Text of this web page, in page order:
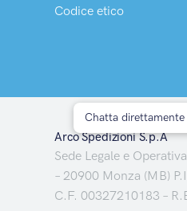
Codice etico
Arco Spedizioni S.p.A
Sede Legale e
– 20900 Monza (MB)
C.F. 00327210183 –
Chatta